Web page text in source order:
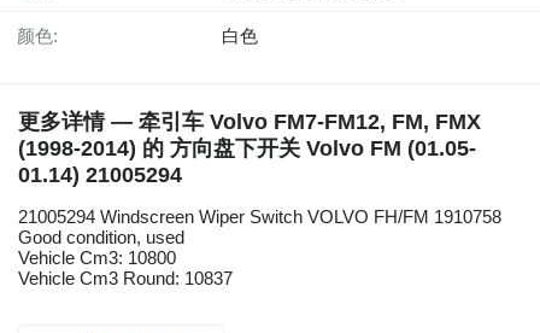
颜色: 白色
更多详情 — 牵引车 Volvo FM7-FM12, FM, FMX
(1998-2014) 的 方向盘下开关 Volvo FM (01.05-
01.14) 21005294
21005294 Windscreen Wiper Switch VOLVO FH/FM 1910758
Good condition, used
Vehicle Cm3: 10800
Vehicle Cm3 Round: 10837